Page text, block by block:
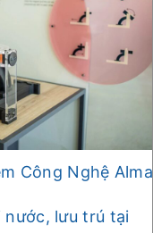
Công Nghệ Alma
nước, lưu trú tại